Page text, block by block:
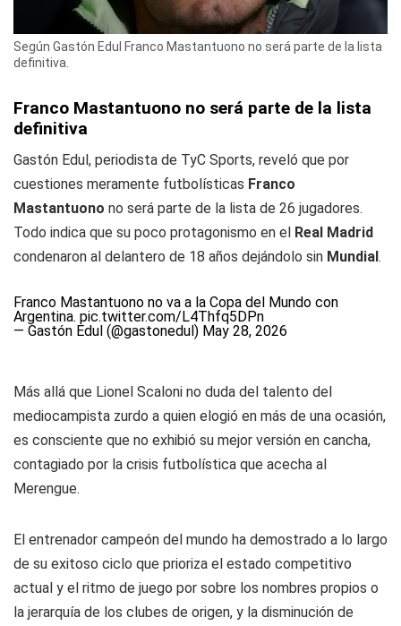
Según Gastón Edul Franco Mastantuono no será parte de la lista
definitiva.
Franco Mastantuono no será parte de la lista
definitiva
Gastón Edul, periodista de TyC Sports, reveló que por
cuestiones meramente futbolísticas Franco
Mastantuono no será parte de la lista de 26 jugadores.
Todo indica que su poco protagonismo en el Real Madrid
condenaron al delantero de 18 años dejándolo sin Mundial.
Franco Mastantuono no va a la Copa del Mundo con
Argentina. pic.twitter.com/L4Thfq5DPn
— Gastón Edul (@gastonedul) May 28, 2026
Más allá que Lionel Scaloni no duda del talento del
mediocampista zurdo a quien elogió en más de una ocasión,
es consciente que no exhibió su mejor versión en cancha,
contagiado por la crisis futbolística que acecha al
Merengue.
El entrenador campeón del mundo ha demostrado a lo largo
de su exitoso ciclo que prioriza el estado competitivo
actual y el ritmo de juego por sobre los nombres propios o
la jerarquía de los clubes de origen, y la disminución de